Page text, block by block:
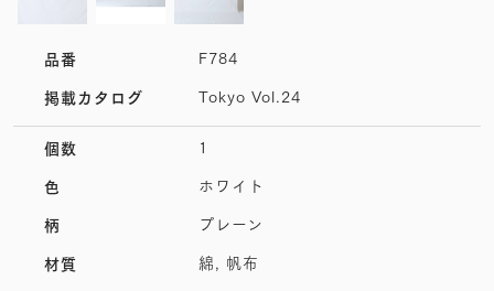
品番 F784
掲載カタログ Tokyo Vol.24
個数 1
色 ホワイト
柄 プレーン
材質 綿, 帆布